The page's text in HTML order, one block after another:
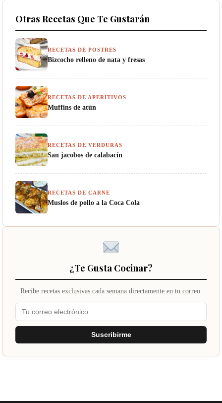
Otras Recetas Que Te Gustarán
RECETAS DE POSTRES
Bizcocho relleno de nata y fresas
RECETAS DE APERITIVOS
Muffins de atún
RECETAS DE VERDURAS
San jacobos de calabacín
RECETAS DE CARNE
Muslos de pollo a la Coca Cola
¿Te Gusta Cocinar?
Recibe recetas exclusivas cada semana directamente en tu correo.
Suscribirme